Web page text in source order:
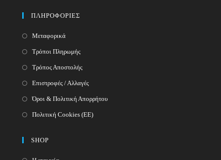
ΠΛΗΡΟΦΟΡΙΕΣ
Μεταφορικά
Τρόποι Πληρωμής
Τρόπος Αποστολής
Επιστροφές / Αλλαγές
Όροι & Πολιτική Απορρήτου
Πολιτική Cookies (ΕΕ)
SHOP